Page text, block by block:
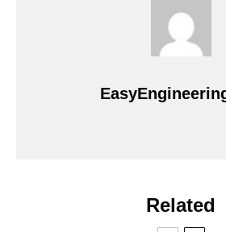
Related